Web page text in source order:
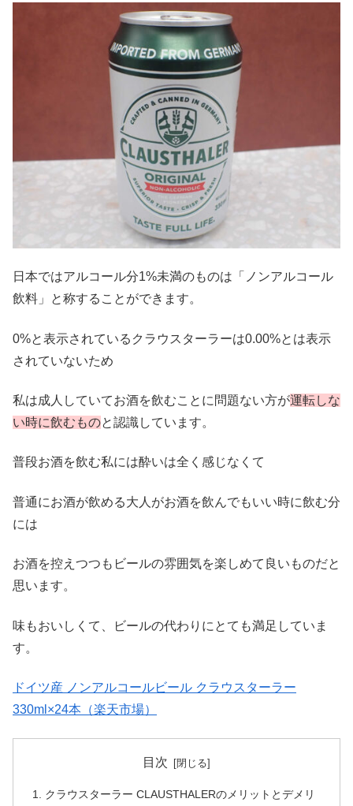
日本ではアルコール分1%未満のものは「ノンアルコール
飲料」と称することができます。
0%と表示されているクラウスターラーは0.00%とは表示
されていないため
私は成人していてお酒を飲むことに問題ない方が運転しな
い時に飲むものと認識しています。
普段お酒を飲む私には酔いは全く感じなくて
普通にお酒が飲める大人がお酒を飲んでもいい時に飲む分
には
お酒を控えつつもビールの雰囲気を楽しめて良いものだと
思います。
味もおいしくて、ビールの代わりにとても満足していま
す。
ドイツ産 ノンアルコールビール クラウスターラー
330ml×24本（楽天市場）
目次
クラウスターラー CLAUSTHALERのメリットとデメリ